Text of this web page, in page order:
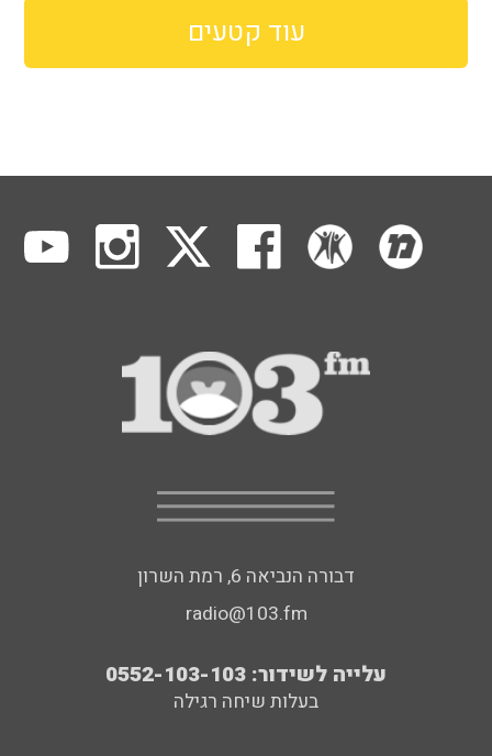
עוד קטעים
דבורה הנביאה 6, רמת השרון
radio@103.fm
עלייה לשידור: 0552-103-103
בעלות שיחה רגילה